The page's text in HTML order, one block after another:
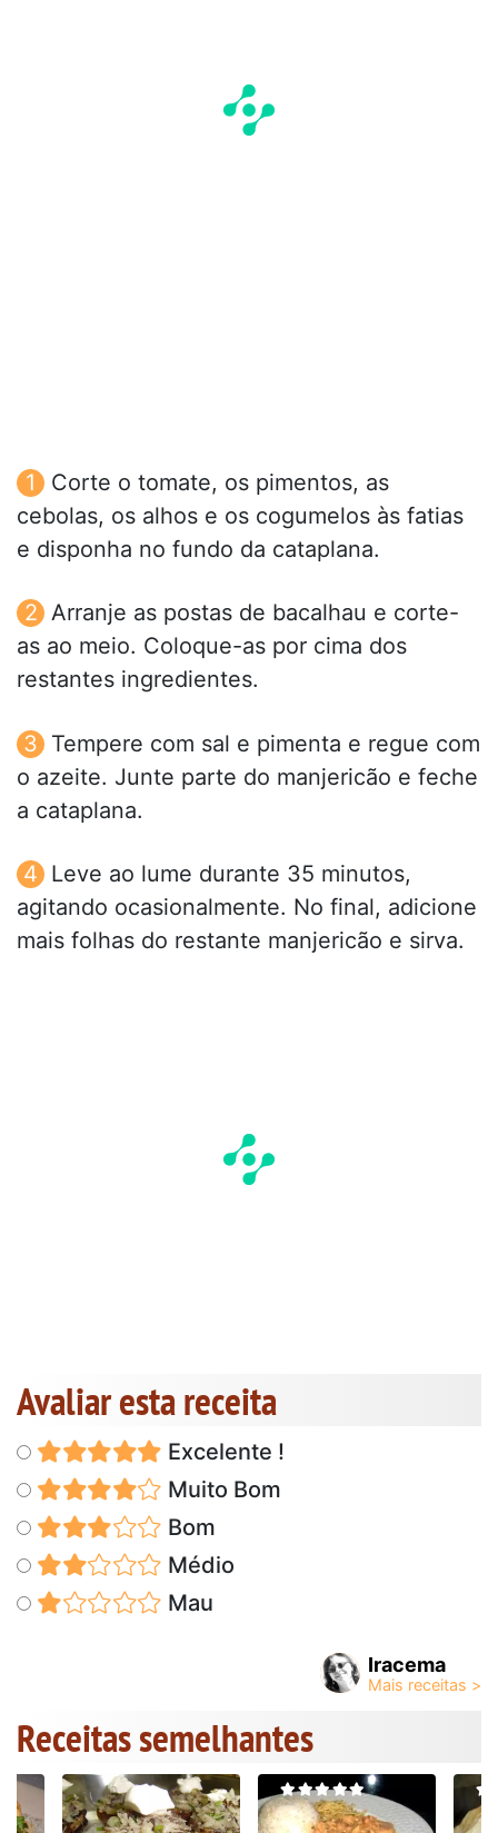
Corte o tomate, os pimentos, as
cebolas, os alhos e os cogumelos às fatias
e disponha no fundo da cataplana.
Arranje as postas de bacalhau e corte-
as ao meio. Coloque-as por cima dos
restantes ingredientes.
Tempere com sal e pimenta e regue com
o azeite. Junte parte do manjericão e feche
a cataplana.
Leve ao lume durante 35 minutos,
agitando ocasionalmente. No final, adicione
mais folhas do restante manjericão e sirva.
Avaliar esta receita
Excelente !
Muito Bom
Bom
Médio
Mau
Iracema
Receitas semelhantes